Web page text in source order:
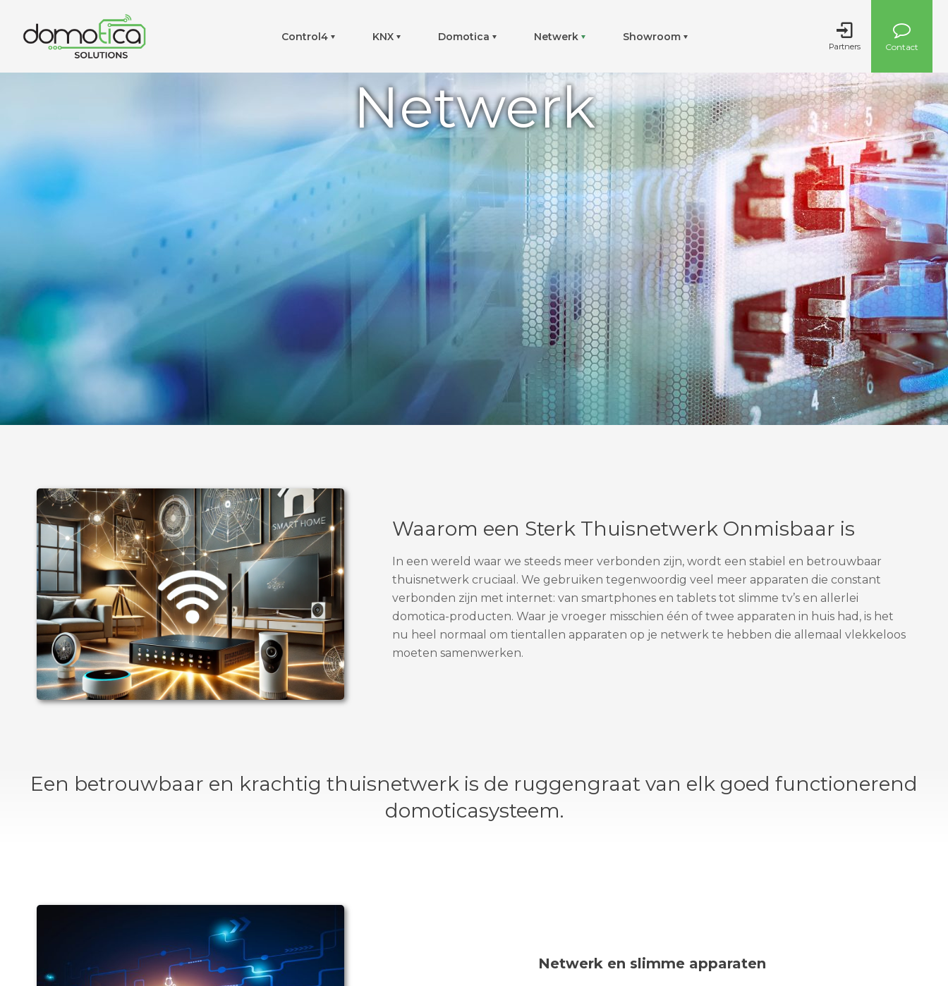
Control4 KNX Domotica Netwerk Showroom
Partners Contact
Netwerk
Waarom een Sterk Thuisnetwerk Onmisbaar is
In een wereld waar we steeds meer verbonden zijn, wordt een stabiel en betrouwbaar
thuisnetwerk cruciaal. We gebruiken tegenwoordig veel meer apparaten die constant
verbonden zijn met internet: van smartphones en tablets tot slimme tv’s en allerlei
domotica-producten. Waar je vroeger misschien één of twee apparaten in huis had, is het
nu heel normaal om tientallen apparaten op je netwerk te hebben die allemaal vlekkeloos
moeten samenwerken.
Een betrouwbaar en krachtig thuisnetwerk is de ruggengraat van elk goed functionerend
domoticasysteem.
Netwerk en slimme apparaten